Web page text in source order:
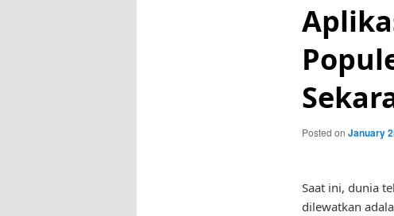
Posted on January
Saat ini, dunia
dilewatkan